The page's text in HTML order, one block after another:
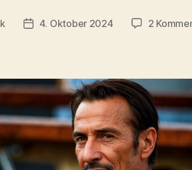
Veröffentlichungsdatum
4. Oktober 2024 2